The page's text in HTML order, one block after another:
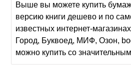
Выше вы можете купить
версию книги дешево и по
известных интернет-
Город, Буквоед, МИФ, Озон,
можно купить со